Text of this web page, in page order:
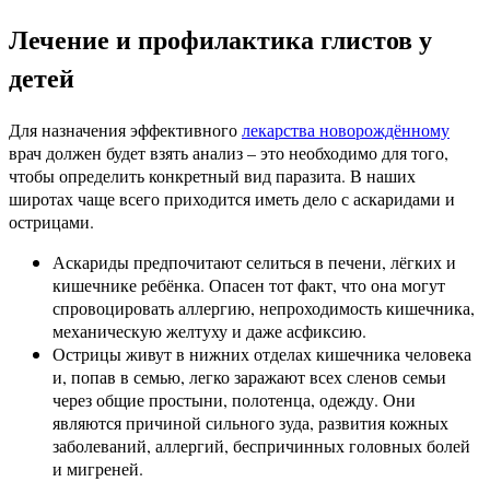
Лечение и профилактика глистов у
детей
Для назначения эффективноголекарства новорождённому
врач должен будет взять анализ – это необходимо для того,
чтобы определить конкретный вид паразита. В наших
широтах чаще всего приходится иметь дело с аскаридами и
острицами.
Аскариды предпочитают селиться в печени, лёгких и
кишечнике ребёнка. Опасен тот факт, что она могут
спровоцировать аллергию, непроходимость кишечника,
механическую желтуху и даже асфиксию.
Острицы живут в нижних отделах кишечника человека
и, попав в семью, легко заражают всех сленов семьи
через общие простыни, полотенца, одежду. Они
являются причиной сильного зуда, развития кожных
заболеваний, аллергий, беспричинных головных болей
и мигреней.